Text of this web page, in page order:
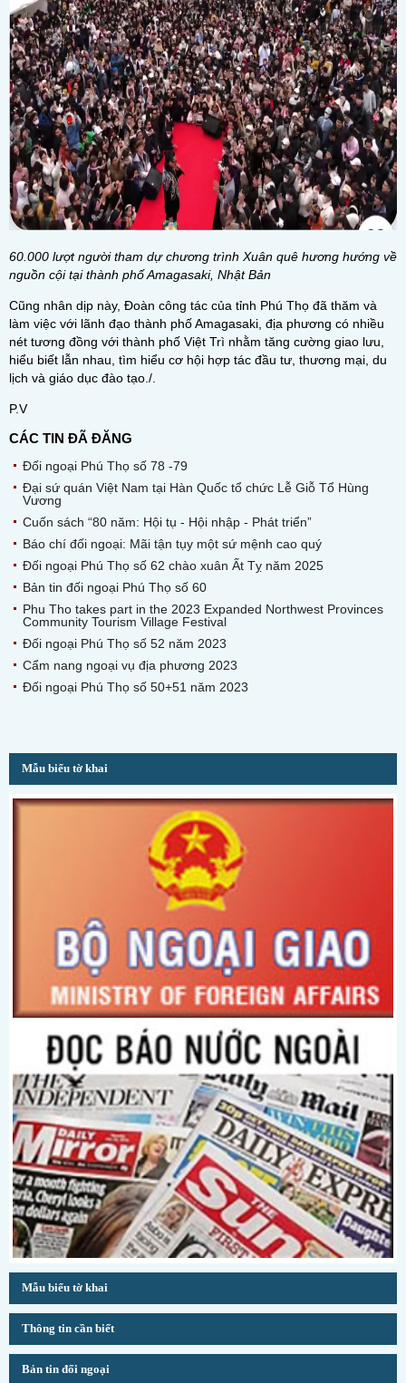
60.000 lượt người tham dự chương trình Xuân quê hương hướng về
nguồn cội tại thành phố Amagasaki, Nhật Bản
Cũng nhân dịp này, Đoàn công tác của tỉnh Phú Thọ đã thăm và
làm việc với lãnh đạo thành phố Amagasaki, địa phương có nhiều
nét tương đồng với thành phố Việt Trì nhằm tăng cường giao lưu,
hiểu biết lẫn nhau, tìm hiểu cơ hội hợp tác đầu tư, thương mại, du
lịch và giáo dục đào tạo./.
P.V
CÁC TIN ĐÃ ĐĂNG
Đối ngoại Phú Thọ số 78 -79
Đại sứ quán Việt Nam tại Hàn Quốc tổ chức Lễ Giỗ Tổ Hùng
Vương
Cuốn sách “80 năm: Hội tụ - Hội nhập - Phát triển”
Báo chí đối ngoại: Mãi tận tụy một sứ mệnh cao quý
Đối ngoại Phú Thọ số 62 chào xuân Ất Tỵ năm 2025
Bản tin đối ngoại Phú Thọ số 60
Phu Tho takes part in the 2023 Expanded Northwest Provinces
Community Tourism Village Festival
Đối ngoại Phú Thọ số 52 năm 2023
Cẩm nang ngoại vụ địa phương 2023
Đối ngoại Phú Thọ số 50+51 năm 2023
Mẫu biểu tờ khai
Mẫu biểu tờ khai
Thông tin cần biết
Bản tin đối ngoại